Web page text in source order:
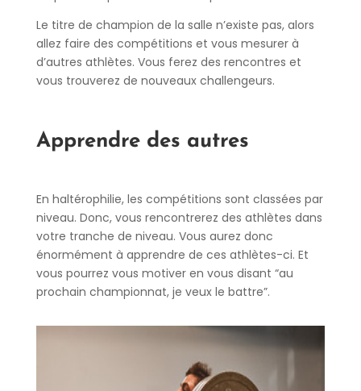
Le titre de champion de la salle n’existe pas, alors
allez faire des compétitions et vous mesurer à
d’autres athlètes. Vous ferez des rencontres et
vous trouverez de nouveaux challengeurs.
Apprendre des autres
En haltérophilie, les compétitions sont classées par
niveau. Donc, vous rencontrerez des athlètes dans
votre tranche de niveau. Vous aurez donc
énormément à apprendre de ces athlètes-ci. Et
vous pourrez vous motiver en vous disant “au
prochain championnat, je veux le battre”.